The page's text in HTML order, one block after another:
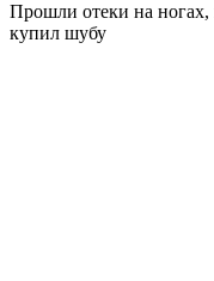
Прошли отеки на ногах,
купил шубу